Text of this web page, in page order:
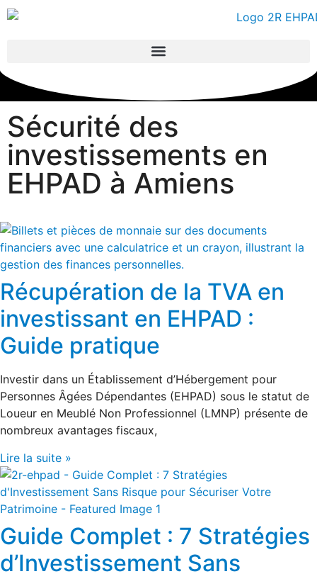
Sécurité des
investissements en
EHPAD à Amiens
Récupération de la TVA en
investissant en EHPAD :
Guide pratique
Investir dans un Établissement d’Hébergement pour
Personnes Âgées Dépendantes (EHPAD) sous le statut de
Loueur en Meublé Non Professionnel (LMNP) présente de
nombreux avantages fiscaux,
Lire la suite »
Guide Complet : 7 Stratégies
d’Investissement Sans